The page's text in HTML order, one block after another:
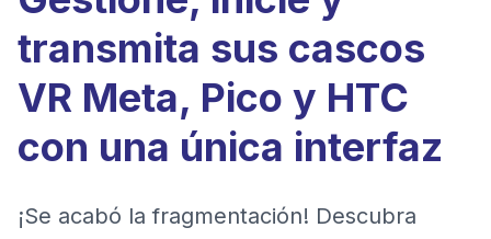
transmita sus cascos
VR Meta, Pico y HTC
con una única interfaz
¡Se acabó la fragmentación! Descubra